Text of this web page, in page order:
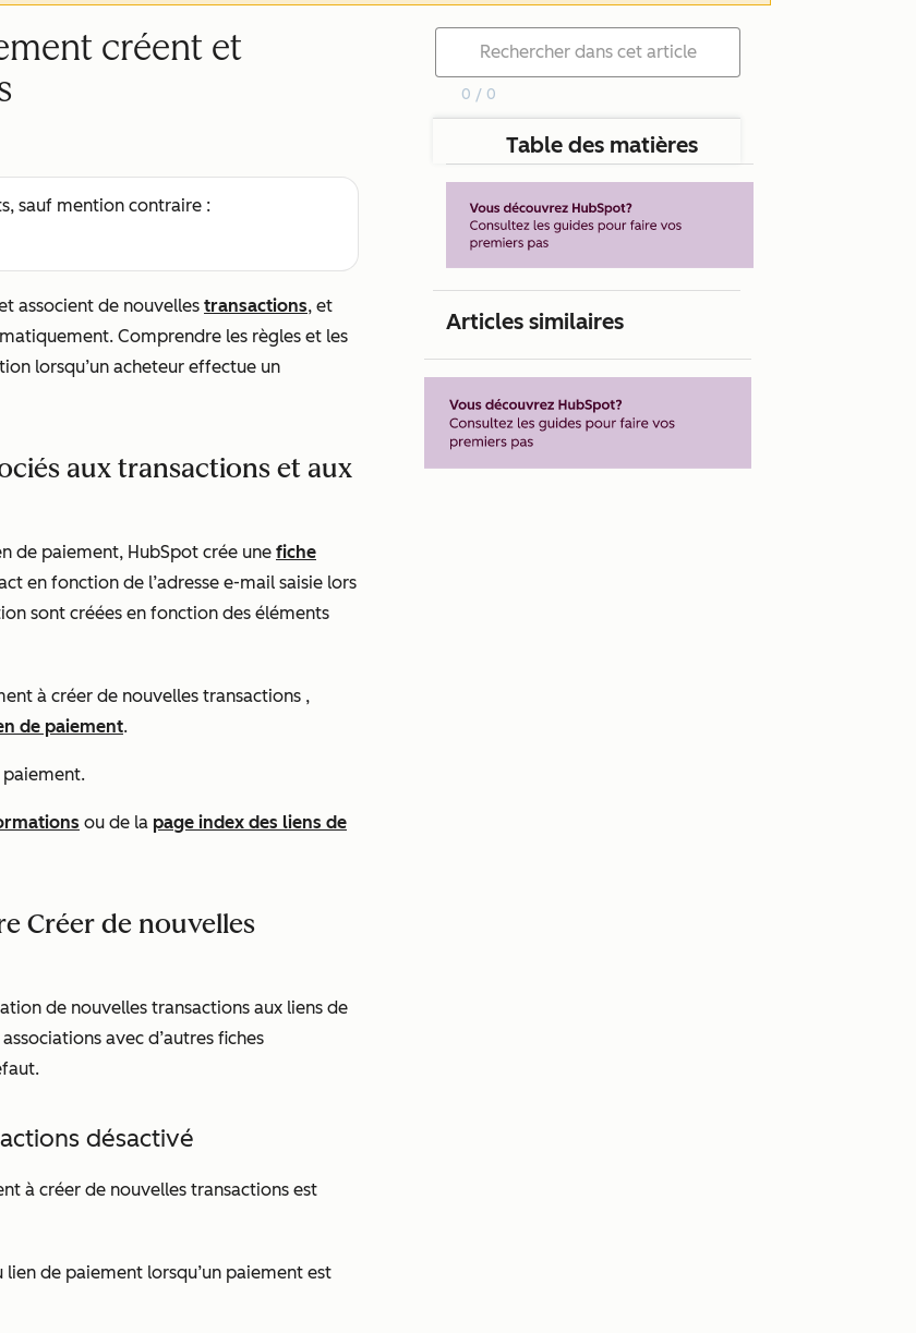
créent et
sauf mention contraire :
associent de nouvelles transactions, et
Comprendre les règles et les
lorsqu’un acheteur effectue un
aux transactions et aux
de paiement, HubSpot crée une fiche
en fonction de l’adresse e-mail saisie lors
sont créées en fonction des éléments
à créer de nouvelles transactions ,
de paiement.
paiement.
ou de la page index des liens de
Créer de nouvelles
de nouvelles transactions aux liens de
avec d’autres fiches
désactivé
à créer de nouvelles transactions est
de paiement lorsqu’un paiement est
0 / 0
Table des matières
Articles similaires